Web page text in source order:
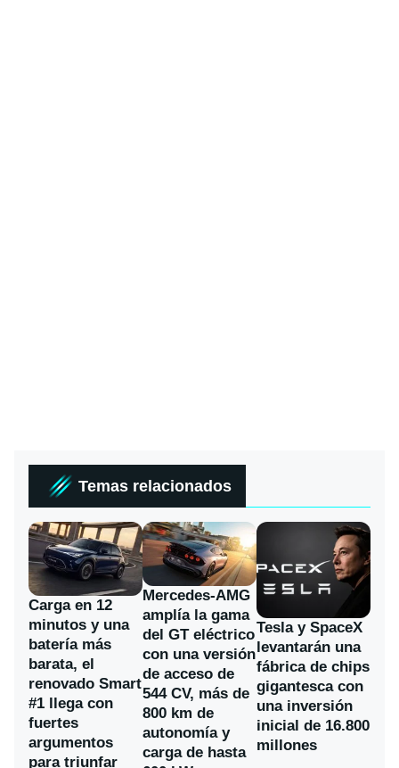
Temas relacionados
Carga en 12
minutos y una
batería más
barata, el
renovado Smart
#1 llega con
fuertes
argumentos
para triunfar
Mercedes-AMG
amplía la gama
del GT eléctrico
con una versión
de acceso de
544 CV, más de
800 km de
autonomía y
carga de hasta
Tesla y SpaceX
levantarán una
fábrica de chips
gigantesca con
una inversión
inicial de 16.800
millones